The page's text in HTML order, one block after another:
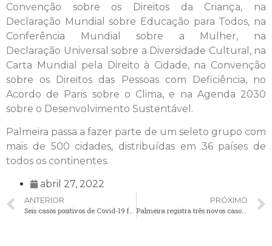
Convenção sobre os Direitos da Criança, na
Declaração Mundial sobre Educação para Todos, na
Conferência Mundial sobre a Mulher, na
Declaração Universal sobre a Diversidade Cultural, na
Carta Mundial pela Direito à Cidade, na Convenção
sobre os Direitos das Pessoas com Deficiência, no
Acordo de Paris sobre o Clima, e na Agenda 2030
sobre o Desenvolvimento Sustentável.
Palmeira passa a fazer parte de um seleto grupo com
mais de 500 cidades, distribuídas em 36 países de
todos os continentes.
abril 27, 2022
ANTERIOR
Seis casos positivos de Covid-19 foram registrados nesta quarta-feira (27)
PRÓXIMO
Palmeira registra três novos casos de Covid-19 nesta quinta-feira (28)